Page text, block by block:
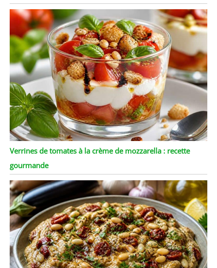
Verrines de tomates à la crème de mozzarella : recette
gourmande